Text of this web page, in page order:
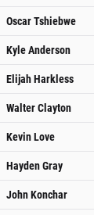
Oscar Tshiebwe
Kyle Anderson
Elijah Harkless
Walter Clayton
Kevin Love
Hayden Gray
John Konchar